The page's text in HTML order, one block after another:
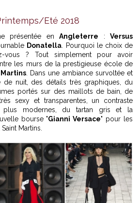
Eté 2018
présentée enAngleterre :Versus
Donatella . Pourquoi le choix de
vous ? Tout simplement pour avoir
les murs de la prestigieuse école de
. Dans une ambiance survoltée et
nuit, des détails très graphiques, du
portés sur des maillots de bain, de
sexy et transparentes, un contraste
plus modernes, du tartan gris et la
bourse "Gianni Versace" pour les
Martins.